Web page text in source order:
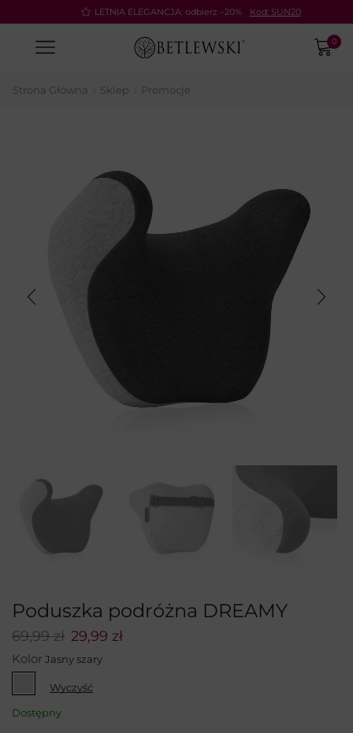
LETNIA ELEGANCJA: odbierz –20% Kod: SUN20
0
Strona Główna Sklep Promocje
Poduszka podróżna DREAMY
69,99zł 29,99 zł
Kolor
Wyczyść
Dostępny